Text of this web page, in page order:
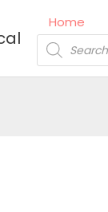
Home
Búsqueda
de
productos